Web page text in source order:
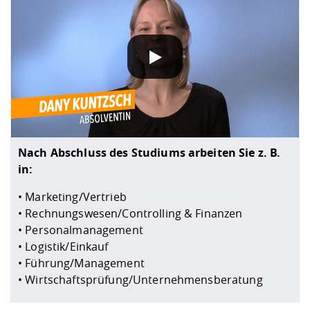
Nach Abschluss des Studiums arbeiten Sie z. B.
in:
• Marketing/Vertrieb
• Rechnungswesen/Controlling & Finanzen
• Personalmanagement
• Logistik/Einkauf
• Führung/Management
• Wirtschaftsprüfung/­Unternehmensberatung
Wenn Sie unsere YouTube-Videos abspielen, werden